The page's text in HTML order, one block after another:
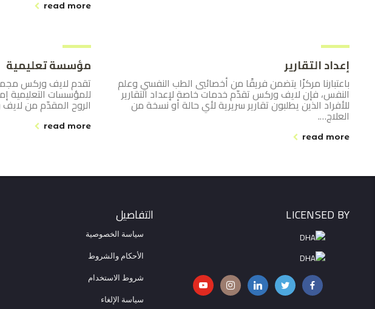
read more
إعداد التقارير
باعتبارنا مركزًا يتضمن فريقًا من أخصائيي الطب النفسي وعلم
النفس، فإن لايف وركس تقدّم خدمات خاصة لإعداد التقارير
للأفراد الذين يطلبون تقارير سريرية لأي حالة أو نسخة من
العلاج….
read more
مؤسسة تعليمية
تقدم لايف وركس
للمؤسسات التعليمية
الروح المقدّم من
read more
التفاصيل
سياسة الخصوصية
الأحكام والشروط
شروط الاستخدام
سياسة الإلغاء
Licensed By